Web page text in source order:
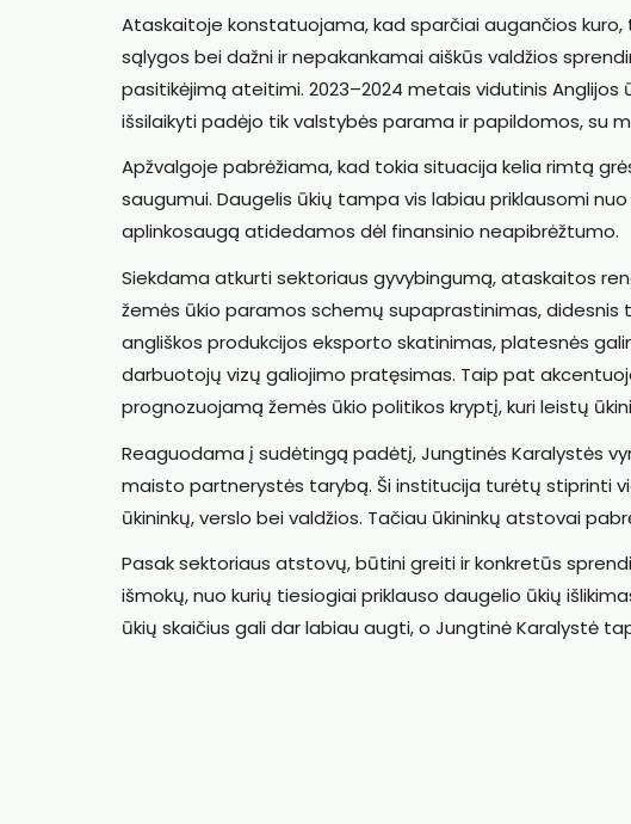
Ataskaitoje konstatuojama, kad sparčiai augančios
sąlygos bei dažni ir nepakankamai aiškūs valdžios
pasitikėjimą ateitimi. 2023–2024 metais vidutinis
išsilaikyti padėjo tik valstybės parama ir papildomos, su
Apžvalgoje pabrėžiama, kad tokia situacija kelia rimtą
saugumui. Daugelis ūkių tampa vis labiau priklausomi
aplinkosaugą atidedamos dėl finansinio neapibrėžtumo.
Siekdama atkurti sektoriaus gyvybingumą, ataskaitos
žemės ūkio paramos schemų supaprastinimas,
angliškos produkcijos eksporto skatinimas, platesnės
darbuotojų vizų galiojimo pratęsimas. Taip pat
prognozuojamą žemės ūkio politikos kryptį, kuri leistų
Reaguodama į sudėtingą padėtį, Jungtinės Karalystės
maisto partnerystės tarybą. Ši institucija turėtų
ūkininkų, verslo bei valdžios. Tačiau ūkininkų atstovai
Pasak sektoriaus atstovų, būtini greiti ir konkretūs
išmokų, nuo kurių tiesiogiai priklauso daugelio ūkių
ūkių skaičius gali dar labiau augti, o Jungtinė Karalystė